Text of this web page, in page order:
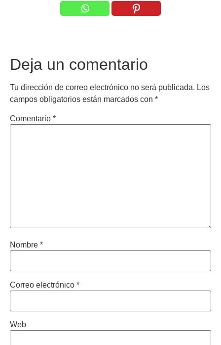
Deja un comentario
Tu dirección de correo electrónico no será publicada. Los
campos obligatorios están marcados con *
Comentario *
Nombre *
Correo electrónico *
Web